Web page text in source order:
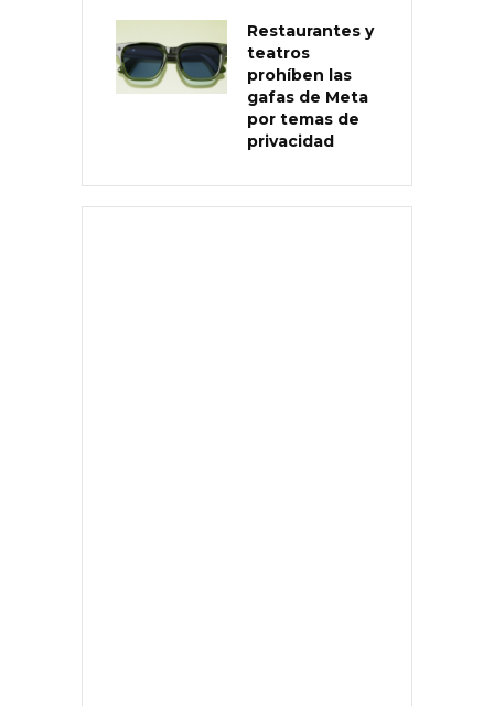
Restaurantes y
teatros
prohíben las
gafas de Meta
por temas de
privacidad